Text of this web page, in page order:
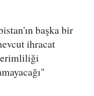
başka bir
ihracat